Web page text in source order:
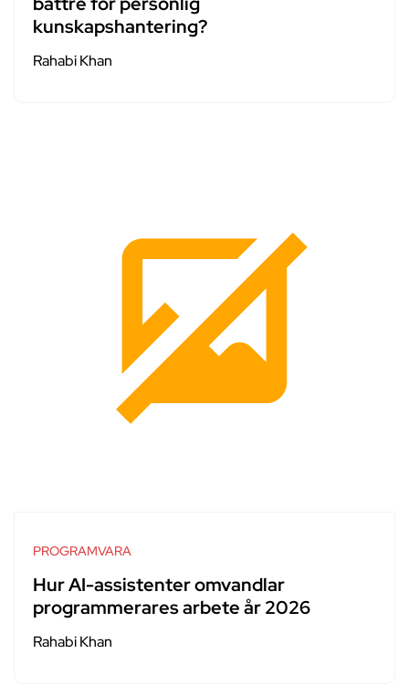
kunskapshantering?
Rahabi Khan
PROGRAMVARA
Hur AI-assistenter omvandlar
programmerares arbete år 2026
Rahabi Khan